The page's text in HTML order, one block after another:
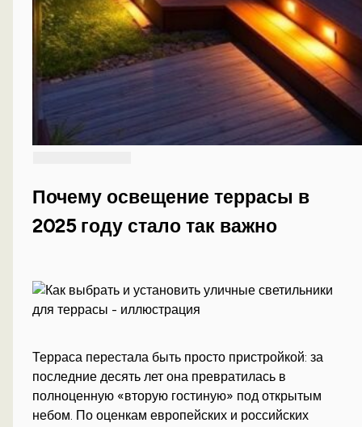
Почему освещение террасы в
2025 году стало так важно
Терраса перестала быть просто пристройкой: за
последние десять лет она превратилась в
полноценную «вторую гостиную» под открытым
небом. По оценкам европейских и российских